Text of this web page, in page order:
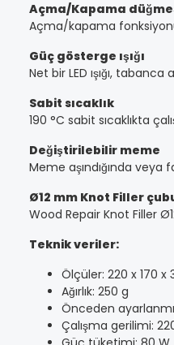
Açma/Kapama
Açma/kapama
Güç gösterge ışığı
Net bir LED ışığı,
Sabit sıcaklık
190 °C sabit sıcaklıkta
Değiştirilebilir meme
Meme aşındığında
Ø12 mm Knot Filler
Wood Repair Knot Filler
Teknik veriler:
Ölçüler: 220 x 170 x
Ağırlık: 250 g
Önceden
Çalışma gerilimi: